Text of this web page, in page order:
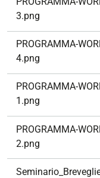
3.png
PROGRAMMA-
4.png
PROGRAMMA-
1.png
PROGRAMMA-
2.png